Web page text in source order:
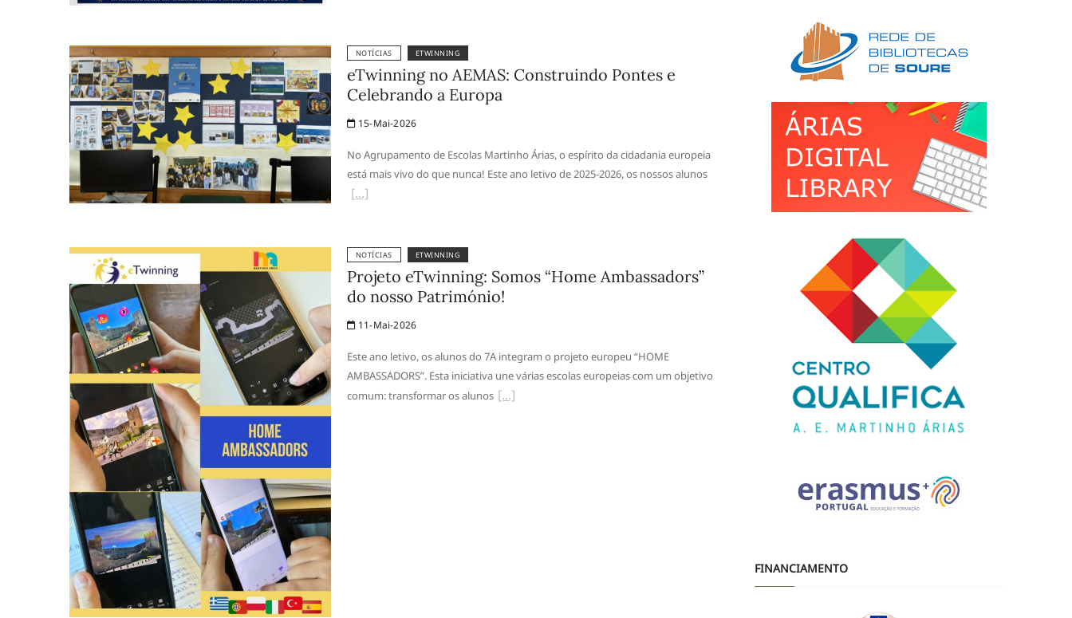
NOTÍCIAS ETWINNING
eTwinning no AEMAS: Construindo Pontes e
Celebrando a Europa
15-Mai-2026
No Agrupamento de Escolas Martinho Árias, o espírito da cidadania europeia
está mais vivo do que nunca! Este ano letivo de 2025-2026, os nossos alunos
NOTÍCIAS ETWINNING
Projeto eTwinning: Somos “Home Ambassadors”
do nosso Património!
11-Mai-2026
Este ano letivo, os alunos do 7A integram o projeto europeu “HOME
AMBASSADORS”. Esta iniciativa une várias escolas europeias com um objetivo
comum: transformar os alunos
FINANCIAMENTO